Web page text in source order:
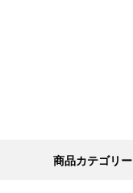
商品カテゴリー